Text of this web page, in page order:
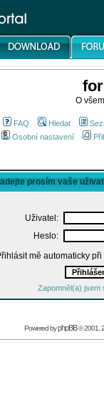
O
FAQ Hledat
Osobní nastavení
prosím vaše
Uživatel:
Heslo:
mě automaticky
Zapomněl(a) jsem
Powered byphpBB© 2001,